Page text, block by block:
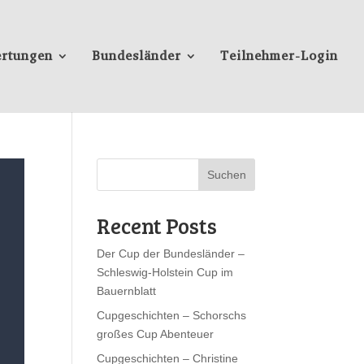
Bundesländer Teilnehmer-Login
Suchen
Recent Posts
Der Cup der Bundesländer –
Schleswig-Holstein Cup im
Bauernblatt
Cupgeschichten – Schorschs
großes Cup Abenteuer
Cupgeschichten – Christine